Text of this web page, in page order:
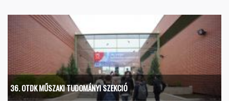
36. OTDK MŰSZAKI TUDOMÁNYI SZEKCIÓ